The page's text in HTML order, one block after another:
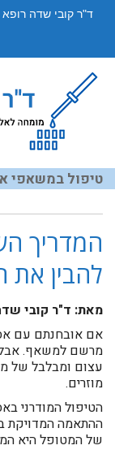
טיפול במשאפי
המדריך
להבין
מאת: ד"ר קובי
אם אובחנתם עם
מרשם למשאף. אבל
עצום ומבלבל של
מוזרים.
הטיפול המודרני
ההתאמה המדויקת
של המטופל היא
ד"ר קובי שדה